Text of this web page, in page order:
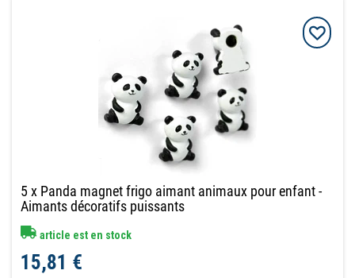
5 x Panda magnet frigo aimant animaux pour enfant -
Aimants décoratifs puissants
article est en stock
15,81 €